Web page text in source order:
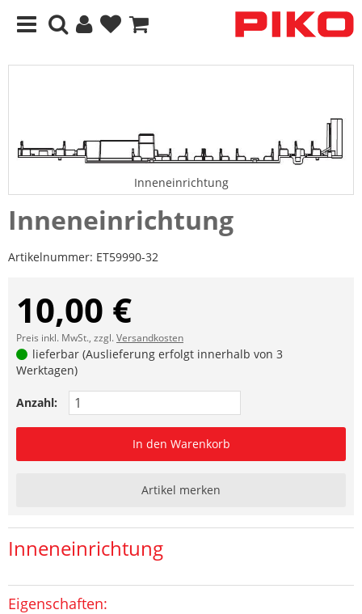
Inneneinrichtung
Inneneinrichtung
Artikelnummer: ET59990-32
10,00 €
Preis inkl. MwSt., zzgl.Versandkosten
lieferbar (Auslieferung erfolgt innerhalb von 3
Werktagen)
Anzahl:
In den Warenkorb
Artikel merken
Inneneinrichtung
Eigenschaften: